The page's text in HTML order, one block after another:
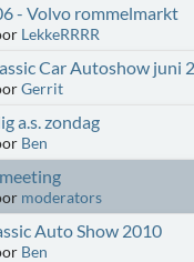
- Volvo rommelmarkt
LekkeRRRR
Car Autoshow juni
Gerrit
a.s. zondag
Ben
moderators
Auto Show 2010
Ben